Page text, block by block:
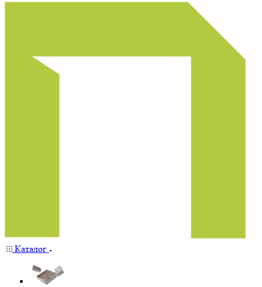
Каталог